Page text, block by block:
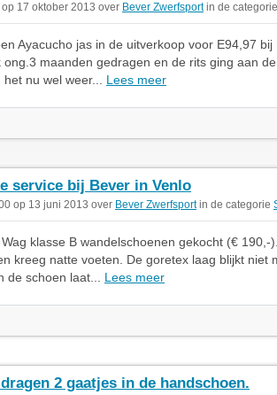
17 oktober 2013 over Bever Zwerfsportin de categorie
Ayacucho jas in de uitverkoop voor E94,97
ong.3 maanden gedragen en de rits ging aan
nu wel weer... Lees meer
service bij Bever in Venlo
op 13 juni 2013 over Bever Zwerfsportin de categorie
klasse B wandelschoenen gekocht (€ 190,-
kreeg natte voeten. De goretex laag blijkt niet
de schoen laat... Lees meer
2 gaatjes in de handschoen.